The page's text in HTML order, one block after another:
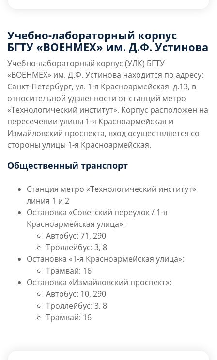
Учебно-лабораторный корпус
БГТУ «ВОЕНМЕХ» им. Д.Ф. Устинова
Учебно-лабораторный корпус (УЛК) БГТУ
«ВОЕНМЕХ» им. Д.Ф. Устинова находится по адресу:
Санкт-Петербург, ул. 1-я Красноармейская, д.13, в
относительной удаленности от станций метро
«Технологический институт». Корпус расположен на
пересечении улицы 1-я Красноармейская и
Измайловский проспекта, вход осуществляется со
стороны улицы 1-я Красноармейская.
Общественный транспорт
Станция метро «Технологический институт»
линия 1 и 2
Остановка «Советский переулок / 1-я
Красноармейская улица»:
Автобус: 71, 290
Троллейбус: 3, 8
Остановка «1-я Красноармейская улица»:
Трамвай: 16
Остановка «Измайловский проспект»:
Автобус: 10, 290
Троллейбус: 3, 8
Трамвай: 16